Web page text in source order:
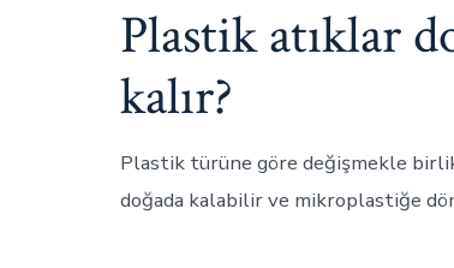
Plastik atıklar
kalır?
Plastik türüne göre değişmekle
doğada kalabilir ve mikroplastiğe